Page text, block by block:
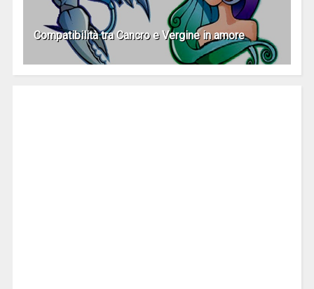
Compatibilità tra Cancro e Vergine in amore